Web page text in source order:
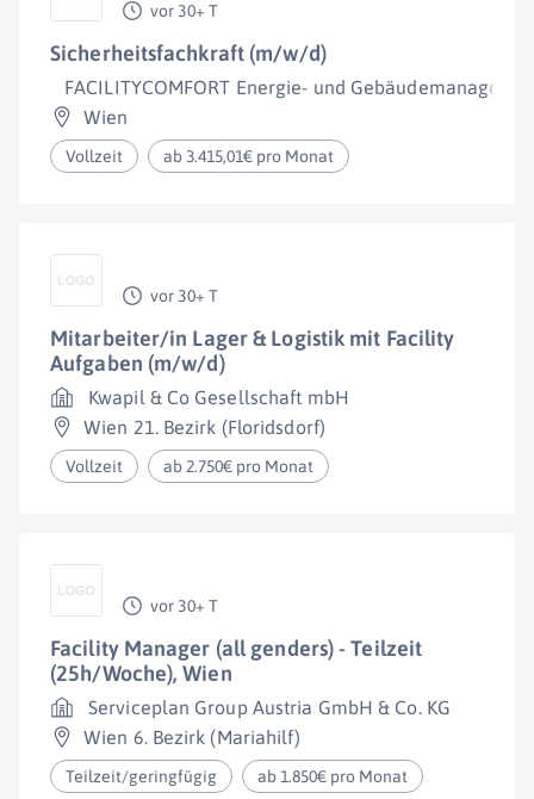
vor 30+ T
Sicherheitsfachkraft (m/w/d)
FACILITYCOMFORT Energie- und
Wien
Vollzeit ab 3.415,01€ pro Monat
vor 30+ T
Mitarbeiter/in Lager & Logistik mit Facility
Aufgaben (m/w/d)
Kwapil & Co Gesellschaft mbH
Wien 21. Bezirk (Floridsdorf)
Vollzeit ab 2.750€ pro Monat
vor 30+ T
Facility Manager (all genders) - Teilzeit
(25h/Woche), Wien
Serviceplan Group Austria GmbH & Co. KG
Wien 6. Bezirk (Mariahilf)
Teilzeit/geringfügig ab 1.850€ pro Monat